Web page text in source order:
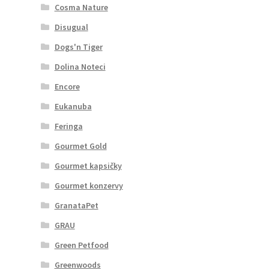
Cosma Nature
Disugual
Dogs'n Tiger
Dolina Noteci
Encore
Eukanuba
Feringa
Gourmet Gold
Gourmet kapsičky
Gourmet konzervy
GranataPet
GRAU
Green Petfood
Greenwoods